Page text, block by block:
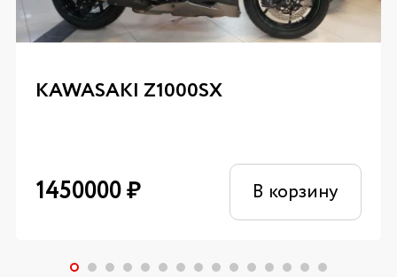
KAWASAKI Z1000SX
1450000₽ В корзину